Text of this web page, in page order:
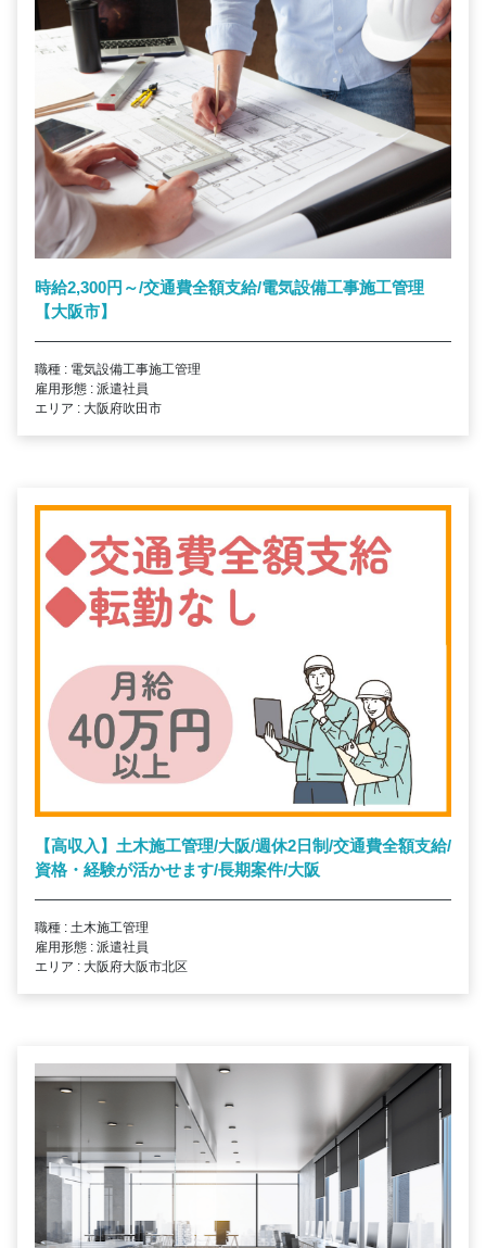
時給2,300円～/交通費全額支給/電気設備工事施工管理
【大阪市】
職種 : 電気設備工事施工管理
雇用形態 : 派遣社員
エリア : 大阪府吹田市
【高収入】土木施工管理/大阪/週休2日制/交通費全額支給/
資格・経験が活かせます/長期案件/大阪
職種 : 土木施工管理
雇用形態 : 派遣社員
エリア : 大阪府大阪市北区